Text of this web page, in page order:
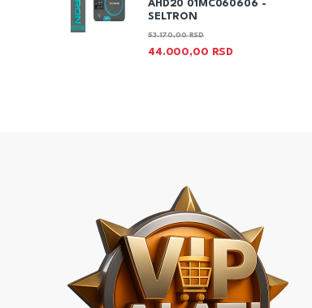
AHD20 01MC060606 -
SELTRON
44.000,00 RSD
53.170,00RSD